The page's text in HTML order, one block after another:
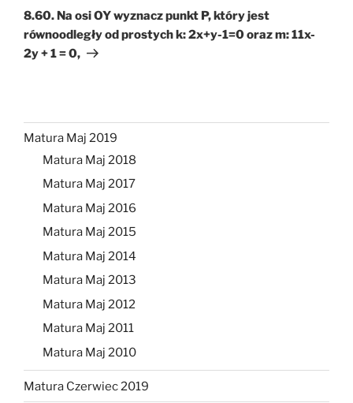
wpis
8.60. Na osi OY wyznacz punkt P, który jest
równoodległy od prostych k: 2x+y-1=0 oraz m: 11x-
2y + 1 = 0,
Matura Maj 2019
Matura Maj 2018
Matura Maj 2017
Matura Maj 2016
Matura Maj 2015
Matura Maj 2014
Matura Maj 2013
Matura Maj 2012
Matura Maj 2011
Matura Maj 2010
Matura Czerwiec 2019